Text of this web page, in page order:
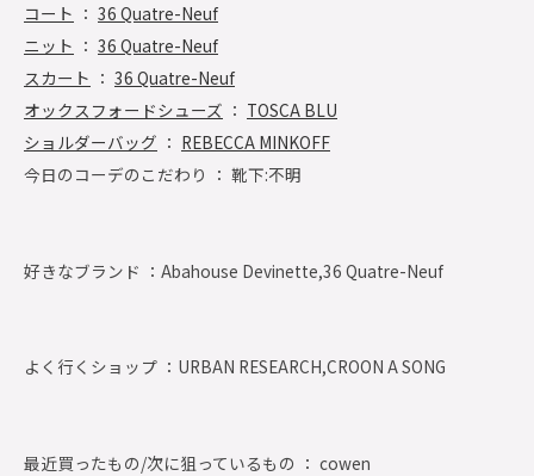
コート ： 36 Quatre-Neuf
ニット ： 36 Quatre-Neuf
スカート ： 36 Quatre-Neuf
オックスフォードシューズ ： TOSCA BLU
ショルダーバッグ ： REBECCA MINKOFF
今日のコーデのこだわり ： 靴下:不明
好きなブランド ： Abahouse Devinette,36 Quatre-Neuf
よく行くショップ ： URBAN RESEARCH,CROON A SONG
最近買ったもの/次に狙っているもの ： cowen